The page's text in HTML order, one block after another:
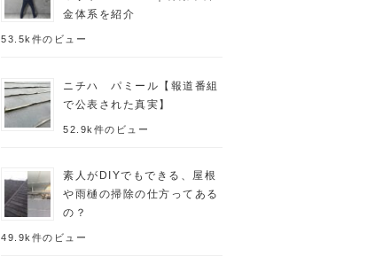
金体系を紹介
53.5k件のビュー
ニチハ パミール【報道番組
で公表された真実】
52.9k件のビュー
素人がDIYでもできる、屋根
や雨樋の掃除の仕方ってある
の？
49.9k件のビュー